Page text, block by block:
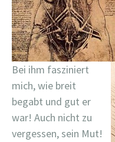
Bei ihm fasziniert
mich, wie breit
begabt und gut er
war! Auch nicht zu
vergessen, sein Mut!